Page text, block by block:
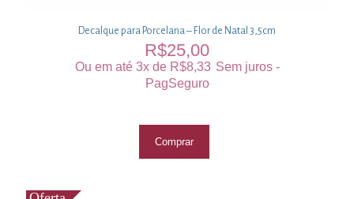
Decalque para Porcelana – Flor de Natal 3,5cm
R$25,00
Ou em até 3x de R$8,33 Sem juros -
PagSeguro
Comprar